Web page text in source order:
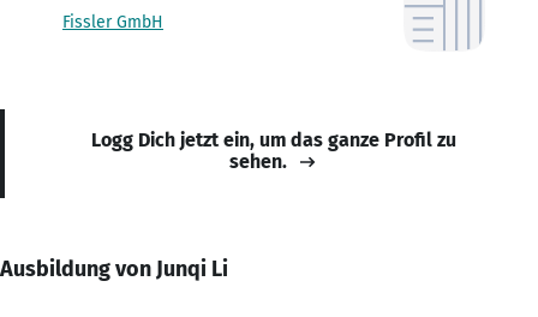
Fissler GmbH
Logg Dich jetzt ein, um das ganze Profil zu
sehen.
Ausbildung von Junqi Li